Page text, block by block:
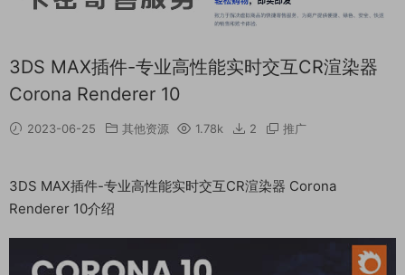
3DS MAX插件-专业高性能实时交互CR渲染器
Corona Renderer 10
2023-06-25 其他资源 1.78k 2 推广
3DS MAX插件-专业高性能实时交互CR渲染器 Corona
Renderer 10介绍